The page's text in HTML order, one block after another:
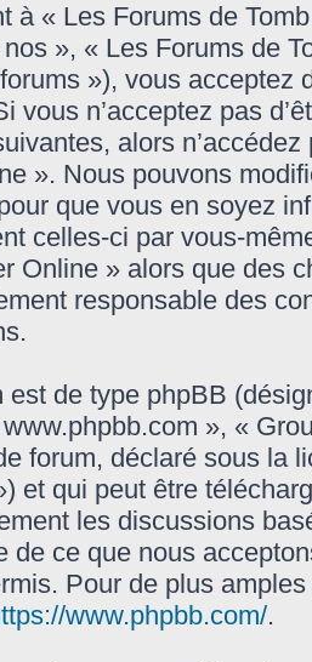
à « Les Forums de
», « Les Forums de
»), vous acceptez
vous n’acceptez pas
alors
». Nous pouvons
que vous en soyez
celles-ci par vous-
Online » alors que des
responsable des
est de type phpBB
», «
forum, déclaré sous la
et qui peut être
les discussions
de ce que nous
Pour de plus
www.phpbb.com/.